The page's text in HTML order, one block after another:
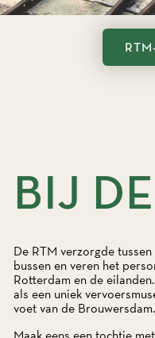
BIJ
De RTM verzorgde tussen
bussen en veren het
Rotterdam en de
als een uniek
voet van de Brouwersdam.